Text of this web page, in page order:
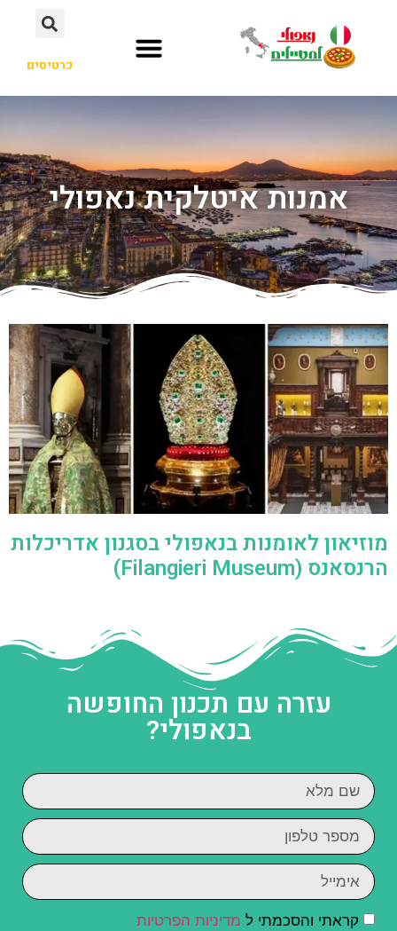
כרטיסים
אמנות איטלקית נאפולי
מוזיאון לאומנות בנאפולי בסגנון אדריכלות
הרנסאנס (Filangieri Museum)
עזרה עם תכנון החופשה
בנאפולי?
קראתי והסכמתי ל מדיניות הפרטיות